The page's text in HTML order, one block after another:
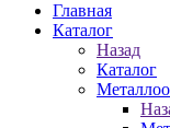
Главная
Каталог
Назад
Каталог